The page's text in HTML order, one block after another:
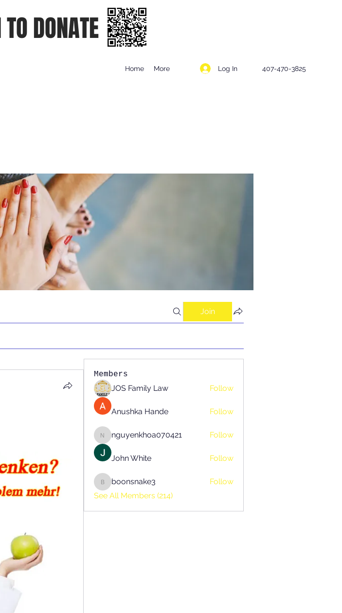
DONATE
Home More Log In 407-470-3825
Join
Members
JOS Family Law Follow
Anushka Hande Follow
nguyenkhoa070421
nguyenkhoa070421 Follow
John White Follow
boonsnake3
boonsnake3
Follow
See All Members (214)